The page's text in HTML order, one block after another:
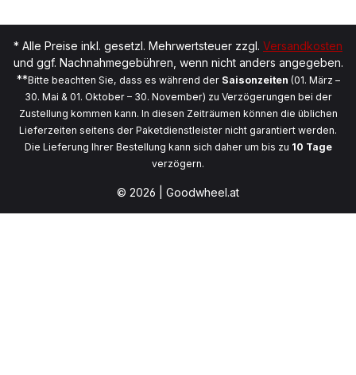
* Alle Preise inkl. gesetzl. Mehrwertsteuer zzgl. Versandkosten
und ggf. Nachnahmegebühren, wenn nicht anders angegeben.
**Bitte beachten Sie, dass es während der Saisonzeiten (01. März –
30. Mai & 01. Oktober – 30. November) zu Verzögerungen bei der
Zustellung kommen kann. In diesen Zeiträumen können die üblichen
Lieferzeiten seitens der Paketdienstleister nicht garantiert werden.
Die Lieferung Ihrer Bestellung kann sich daher um bis zu 10 Tage
verzögern.
© 2026 | Goodwheel.at